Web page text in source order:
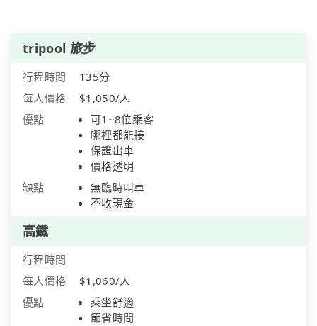
tripool 旅步
行程時間
135分
每人價格
$1,050/人
優點
可1~8位乘客
哪裡都能接
保證出車
價格透明
缺點
無臨時叫車
不收現金
高鐵
行程時間
每人價格
$1,060/人
優點
乘坐舒適
節省時間